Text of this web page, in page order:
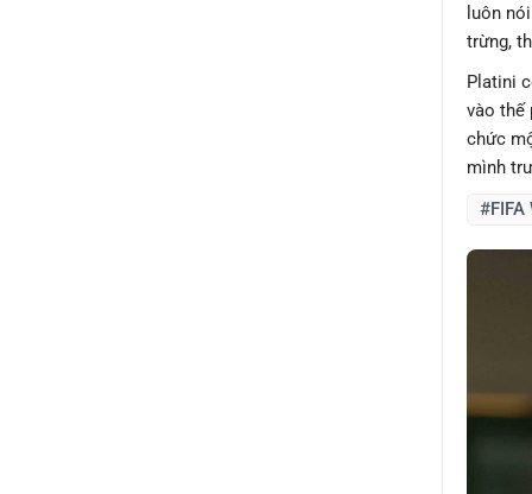
luôn
trừng,
Platini
vào thế
chức
mình
#FIFA